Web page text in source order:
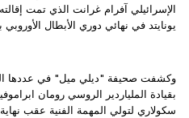
الإسرائيلي آفرام غرانت الذي تمت
يونايتد في نهائي دوري الأبطال الأوروبي
وكشفت صحيفة "ديلي ميل" في عددها
بقيادة الملياردير الروسي رومان
سكولاري لتولي المهمة الفنية عقب نهاية